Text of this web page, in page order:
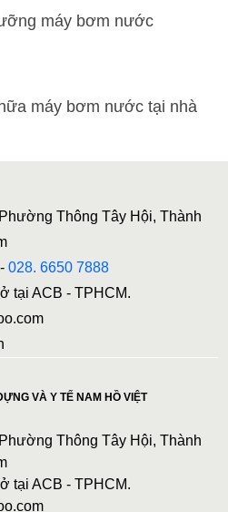
máy bơm nước
máy bơm nước tại nhà
Thông Tây Hội, Thành
-028. 6650 7888
tại ACB - TPHCM.
VÀ Y TẾ NAM HỒ VIỆT
Thông Tây Hội, Thành
tại ACB - TPHCM.